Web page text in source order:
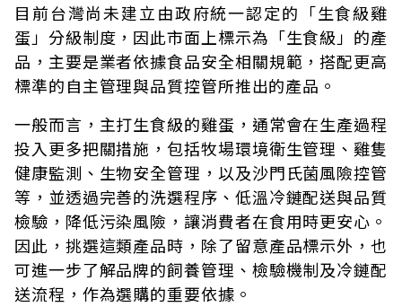
目前台灣尚未建立由政府統一認定的「生食級雞
蛋」分級制度，因此市面上標示為「生食級」的產
品，主要是業者依據食品安全相關規範，搭配更高
標準的自主管理與品質控管所推出的產品。
一般而言，主打生食級的雞蛋，通常會在生產過程
投入更多把關措施，包括牧場環境衛生管理、雞隻
健康監測、生物安全管理，以及沙門氏菌風險控管
等，並透過完善的洗選程序、低溫冷鏈配送與品質
檢驗，降低污染風險，讓消費者在食用時更安心。
因此，挑選這類產品時，除了留意產品標示外，也
可進一步了解品牌的飼養管理、檢驗機制及冷鏈配
送流程，作為選購的重要依據。